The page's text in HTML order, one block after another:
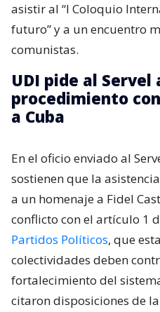
asistir al “I Coloquio
futuro” y a un encuentro
comunistas.
UDI pide al Servel
procedimiento
a Cuba
En el oficio enviado al
sostienen que la
a un homenaje a Fidel
conflicto con el artículo 1
Partidos Políticos, que
colectividades deben
fortalecimiento del
citaron disposiciones de